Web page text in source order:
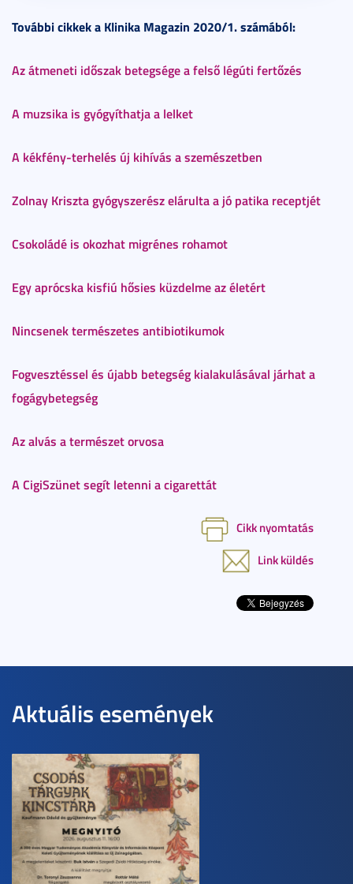
További cikkek a Klinika Magazin 2020/1. számából:
Az átmeneti időszak betegsége a felső légúti fertőzés
A muzsika is gyógyíthatja a lelket
A kékfény-terhelés új kihívás a szemészetben
Zolnay Kriszta gyógyszerész elárulta a jó patika receptjét
Csokoládé is okozhat migrénes rohamot
Egy aprócska kisfiú hősies küzdelme az életért
Nincsenek természetes antibiotikumok
Fogvesztéssel és újabb betegség kialakulásával járhat a
fogágybetegség
Az alvás a természet orvosa
A CigiSzünet segít letenni a cigarettát
Cikk nyomtatás
Link küldés
Aktuális események